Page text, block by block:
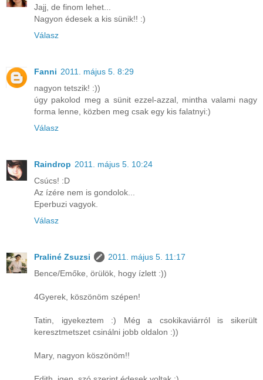
Jajj, de finom lehet...
Nagyon édesek a kis sünik!! :)
Válasz
Fanni 2011. május 5. 8:29
nagyon tetszik! :))
úgy pakolod meg a sünit ezzel-azzal, mintha valami nagy
forma lenne, közben meg csak egy kis falatnyi:)
Válasz
Raindrop 2011. május 5. 10:24
Csúcs! :D
Az ízére nem is gondolok...
Eperbuzi vagyok.
Válasz
Praliné Zsuzsi
2011. május 5. 11:17
Bence/Emőke, örülök, hogy ízlett :))
4Gyerek, köszönöm szépen!
Tatin, igyekeztem :) Még a csokikaviárról is sikerült
keresztmetszet csinálni jobb oldalon :))
Mary, nagyon köszönöm!!